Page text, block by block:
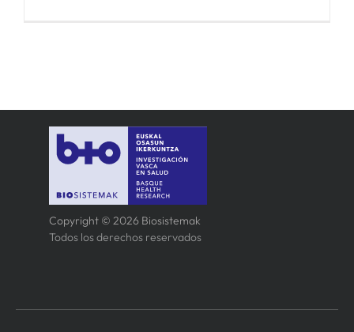
Copyright © 2026 Biosistemak
Todos los derechos reservados